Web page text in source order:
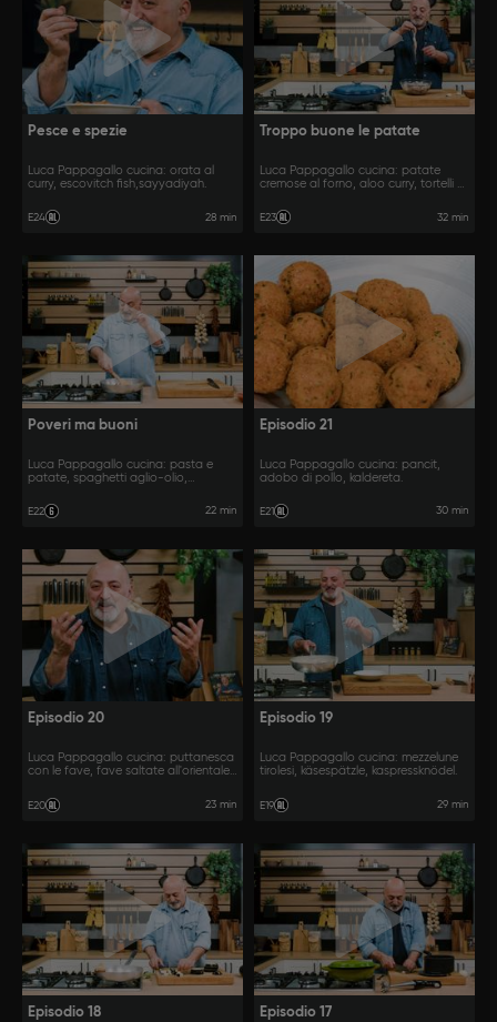
Pesce e spezie
Luca Pappagallo cucina: orata al
curry, escovitch fish,sayyadiyah.
E24 28 min
Troppo buone le patate
Luca Pappagallo cucina: patate
cremose al forno, aloo curry, tortelli di
E23 32 min
Poveri ma buoni
Luca Pappagallo cucina: pasta e
patate, spaghetti aglio-olio,
E22 22 min
Episodio 21
Luca Pappagallo cucina: pancit,
adobo di pollo, kaldereta.
E21 30 min
Episodio 20
Luca Pappagallo cucina: puttanesca
con le fave, fave saltate all'orientale,
E20 23 min
Episodio 19
Luca Pappagallo cucina: mezzelune
tirolesi, käsespätzle, kaspressknödel.
E19 29 min
Episodio 18 Episodio 17